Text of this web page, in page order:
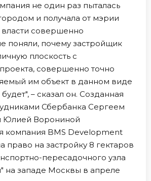
не один раз пыталась
и получала от мэрии
власти совершенно
поняли, почему застройщик
плоскость с
совершенно точно
им объект в данном виде
– сказал он. Созданная
Сбербанка Сергеем
Юлией Ворониной
компания BMS Development
право на застройку 8 гектаров
пересадочного узла
на западе Москвы в апреле